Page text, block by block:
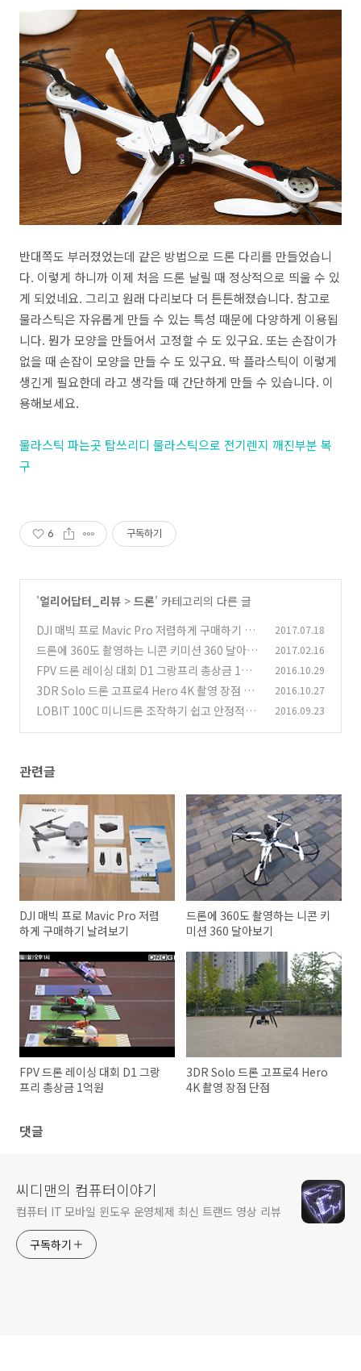
반대쪽도 부러졌었는데 같은 방법으로 드론 다리를 만들었습니
다. 이렇게 하니까 이제 처음 드론 날릴 때 정상적으로 띄울 수 있
게 되었네요. 그리고 원래 다리보다 더 튼튼해졌습니다. 참고로
물라스틱은 자유롭게 만들 수 있는 특성 때문에 다양하게 이용됩
니다. 뭔가 모양을 만들어서 고정할 수 도 있구요. 또는 손잡이가
없을 때 손잡이 모양을 만들 수 도 있구요. 딱 플라스틱이 이렇게
생긴게 필요한데 라고 생각들 때 간단하게 만들 수 있습니다. 이
용해보세요.
물라스틱 파는곳 탑쓰리디 물라스틱으로 전기렌지 깨진부분 복
구
6 구독하기
'얼리어답터_리뷰 > 드론' 카테고리의 다른 글
DJI 매빅 프로 Mavic Pro 저렴하게 구매하기 날
려보기
(5)
2017.07.18
드론에 360도 촬영하는 니콘 키미션 360 달아보
기 (0)
2017.02.16
FPV 드론 레이싱 대회 D1 그랑프리 총상금 1억
원 (1)
2016.10.29
3DR Solo 드론 고프로4 Hero 4K 촬영 장점 단
점 (8)
2016.10.27
LOBIT 100C 미니드론 조작하기 쉽고 안정적인 2016.09.23
관련글
DJI 매빅 프로 Mavic Pro 저렴
하게 구매하기 날려보기
드론에 360도 촬영하는 니콘 키
미션 360 달아보기
FPV 드론 레이싱 대회 D1 그랑
프리 총상금 1억원
3DR Solo 드론 고프로4 Hero
4K 촬영 장점 단점
댓글
씨디맨의 컴퓨터이야기
컴퓨터 IT 모바일 윈도우 운영체제 최신 트랜드 영상 리뷰
구독하기